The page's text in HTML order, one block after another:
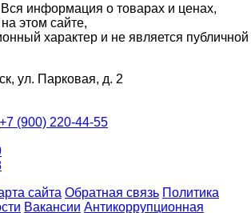
информация о товарах и ценах,
этом сайте,
характер и не является публичной
ул. Парковая, д. 2
+7 (900) 220-44-55
сайта Обратная связь Политика
Вакансии Антикоррупционная